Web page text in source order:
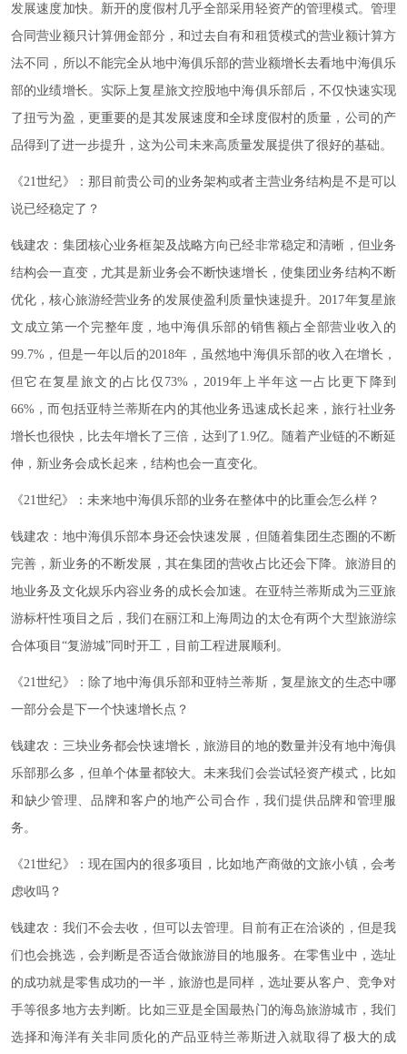
发展速度加快。新开的度假村几乎全部采用轻资产的管理模式。管理
合同营业额只计算佣金部分，和过去自有和租赁模式的营业额计算方
法不同，所以不能完全从地中海俱乐部的营业额增长去看地中海俱乐
部的业绩增长。实际上复星旅文控股地中海俱乐部后，不仅快速实现
了扭亏为盈，更重要的是其发展速度和全球度假村的质量，公司的产
品得到了进一步提升，这为公司未来高质量发展提供了很好的基础。
《21世纪》：那目前贵公司的业务架构或者主营业务结构是不是可以
说已经稳定了？
钱建农：集团核心业务框架及战略方向已经非常稳定和清晰，但业务
结构会一直变，尤其是新业务会不断快速增长，使集团业务结构不断
优化，核心旅游经营业务的发展使盈利质量快速提升。2017年复星旅
文成立第一个完整年度，地中海俱乐部的销售额占全部营业收入的
99.7%，但是一年以后的2018年，虽然地中海俱乐部的收入在增长，
但它在复星旅文的占比仅73%，2019年上半年这一占比更下降到
66%，而包括亚特兰蒂斯在内的其他业务迅速成长起来，旅行社业务
增长也很快，比去年增长了三倍，达到了1.9亿。随着产业链的不断延
伸，新业务会成长起来，结构也会一直变化。
《21世纪》：未来地中海俱乐部的业务在整体中的比重会怎么样？
钱建农：地中海俱乐部本身还会快速发展，但随着集团生态圈的不断
完善，新业务的不断发展，其在集团的营收占比还会下降。旅游目的
地业务及文化娱乐内容业务的成长会加速。在亚特兰蒂斯成为三亚旅
游标杆性项目之后，我们在丽江和上海周边的太仓有两个大型旅游综
合体项目“复游城”同时开工，目前工程进展顺利。
《21世纪》：除了地中海俱乐部和亚特兰蒂斯，复星旅文的生态中哪
一部分会是下一个快速增长点？
钱建农：三块业务都会快速增长，旅游目的地的数量并没有地中海俱
乐部那么多，但单个体量都较大。未来我们会尝试轻资产模式，比如
和缺少管理、品牌和客户的地产公司合作，我们提供品牌和管理服
务。
《21世纪》：现在国内的很多项目，比如地产商做的文旅小镇，会考
虑收吗？
钱建农：我们不会去收，但可以去管理。目前有正在洽谈的，但是我
们也会挑选，会判断是否适合做旅游目的地服务。在零售业中，选址
的成功就是零售成功的一半，旅游也是同样，选址要从客户、竞争对
手等很多地方去判断。比如三亚是全国最热门的海岛旅游城市，我们
选择和海洋有关非同质化的产品亚特兰蒂斯进入就取得了极大的成